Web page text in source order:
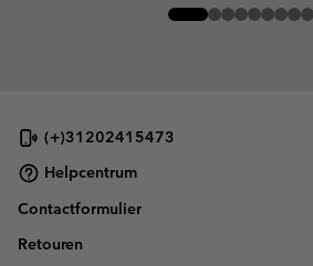
(+)31202415473
Helpcentrum
Contactformulier
Retouren